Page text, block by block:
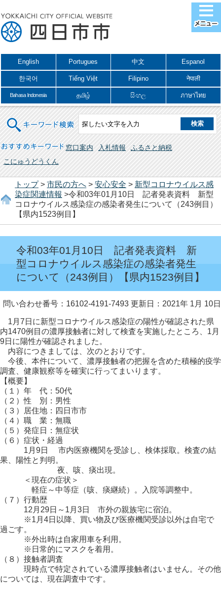
English Portugues 中文 Espanol
한국어 Tiếng Việt Filipino नेपाली
Bahasa Indonesia தமிழ் සිංහල ภาษาไทย
キーワード検索
おすすめキーワード 窓口案内 入札情報
ふるさと納税
こにゅうどうくん
トップ> 市民の方へ > 安心安全 > 新型コロナウイルス感
染症関連情報 >令和03年01月10日 記者発表資料 新型
コロナウイルス感染症の感染者発生について（243例目）
【県内1523例目】
令和03年01月10日 記者発表資料 新
型コロナウイルス感染症の感染者発生
について（243例目）【県内1523例目】
問い合わせ番号：16102-4191-7493 更新日：2021年 1月 10日
1月7日に新型コロナウイルス感染症の陽性が確認された県
内1470例目の濃厚接触者に対して検査を実施したところ、1月
9日に陽性が確認されました。
内容につきましては、次のとおりです。
今後、本件について、濃厚接触者の把握を含めた積極的疫学
調査、健康観察等を確実に行ってまいります。
【概要】
（１）年 代：50代
（２）性 別：男性
（３）居住地：四日市市
（４）職 業：無職
（５）発症日：無症状
（６）症状・経過
1月9日 市内医療機関を受診し、検体採取。検査の結
果、陽性と判明。
夜、咳、痰出現。
＜現在の症状＞
軽症～中等症（咳、痰継続）。入院等調整中。
（７）行動歴
12月29日～1月3日 市外の親族宅に宿泊。
※1月4日以降、買い物及び医療機関受診以外は自宅で
過ごす。
※外出時は自家用車を利用。
※日常的にマスクを着用。
（８）接触者調査
現時点で特定されている濃厚接触者はいません。その他
については、現在調査中です。